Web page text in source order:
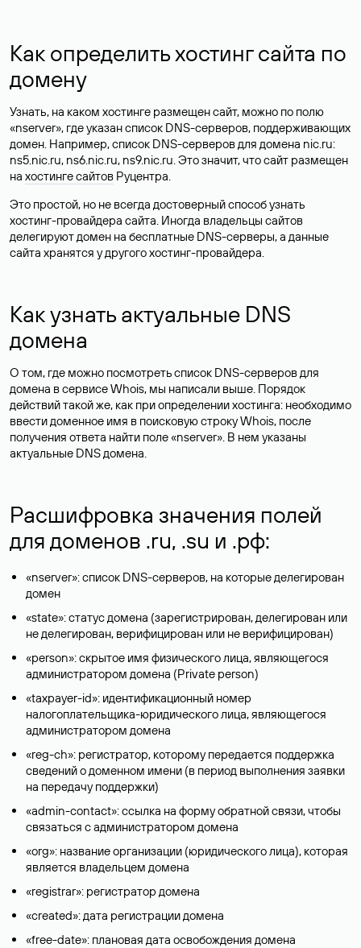
Как определить хостинг сайта по
домену
Узнать, на каком хостинге размещен сайт, можно по полю
«nserver», где указан список DNS-серверов, поддерживающих
домен. Например, список DNS-серверов для домена nic.ru:
ns5.nic.ru, ns6.nic.ru, ns9.nic.ru. Это значит, что сайт размещен
на хостинге сайтов Руцентра.
Это простой, но не всегда достоверный способ узнать
хостинг-провайдера сайта. Иногда владельцы сайтов
делегируют домен на бесплатные DNS-серверы, а данные
сайта хранятся у другого хостинг-провайдера.
Как узнать актуальные DNS
домена
О том, где можно посмотреть список DNS-серверов для
домена в сервисе Whois, мы написали выше. Порядок
действий такой же, как при определении хостинга: необходимо
ввести доменное имя в поисковую строку Whois, после
получения ответа найти поле «nserver». В нем указаны
актуальные DNS домена.
Расшифровка значения полей
для доменов .ru, .su и .рф:
«nserver»: список DNS-серверов, на которые делегирован
домен
«state»: статус домена (зарегистрирован, делегирован или
не делегирован, верифицирован или не верифицирован)
«person»: скрытое имя физического лица, являющегося
администратором домена (Privatе person)
«taxpayer-id»: идентификационный номер
налогоплательщика-юридического лица, являющегося
администратором домена
«reg-ch»: регистратор, которому передается поддержка
сведений о доменном имени (в период выполнения заявки
на передачу поддержки)
«admin-contact»: ссылка на форму обратной связи, чтобы
связаться с администратором домена
«org»: название организации (юридического лица), которая
является владельцем домена
«registrar»: регистратор домена
«created»: дата регистрации домена
«free-date»: плановая дата освобождения домена